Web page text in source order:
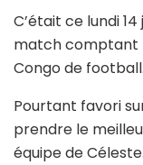
C’était ce lundi
match comptant
Congo de football.
Pourtant favori
prendre le
équipe de Céleste.